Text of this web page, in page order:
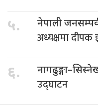
५. नेपाली
अध्यक्षमा दीपक
६.
उद्घाटन